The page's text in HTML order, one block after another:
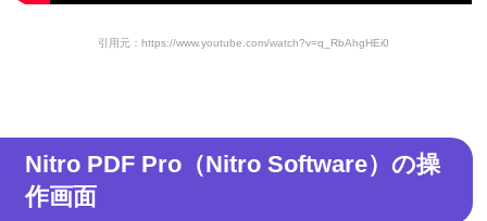
引用元：https://www.youtube.com/watch?v=q_RbAhgHEi0
Nitro PDF Pro（Nitro Software）の操
作画面